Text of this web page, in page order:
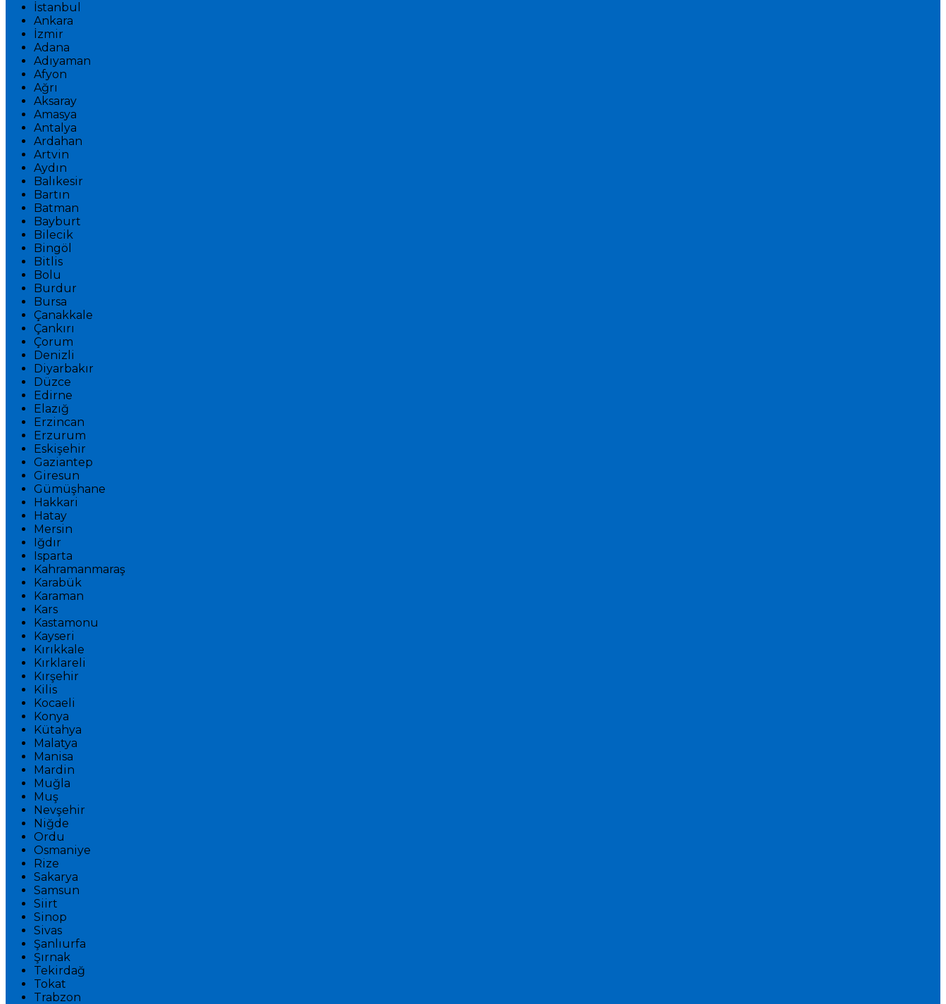
İstanbul
Ankara
İzmir
Adana
Adıyaman
Afyon
Ağrı
Aksaray
Amasya
Antalya
Ardahan
Artvin
Aydın
Balıkesir
Bartın
Batman
Bayburt
Bilecik
Bingöl
Bitlis
Bolu
Burdur
Bursa
Çanakkale
Çankırı
Çorum
Denizli
Diyarbakır
Düzce
Edirne
Elazığ
Erzincan
Erzurum
Eskişehir
Gaziantep
Giresun
Gümüşhane
Hakkari
Hatay
Mersin
Iğdır
Isparta
Kahramanmaraş
Karabük
Karaman
Kars
Kastamonu
Kayseri
Kırıkkale
Kırklareli
Kırşehir
Kilis
Kocaeli
Konya
Kütahya
Malatya
Manisa
Mardin
Muğla
Muş
Nevşehir
Niğde
Ordu
Osmaniye
Rize
Sakarya
Samsun
Siirt
Sinop
Sivas
Şanlıurfa
Şırnak
Tekirdağ
Tokat
Trabzon